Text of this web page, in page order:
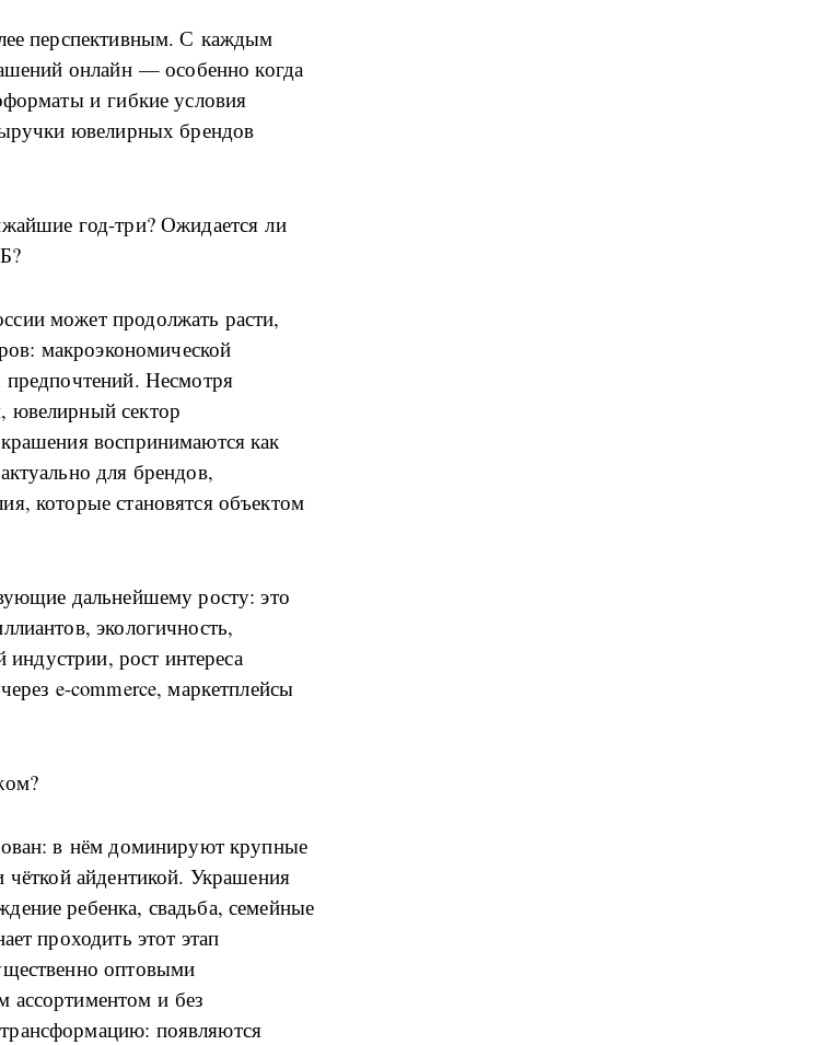
перспективным. С каждым
онлайн — особенно когда
и гибкие условия
ювелирных брендов
год-три? Ожидается ли
может продолжать расти,
макроэкономической
предпочтений. Несмотря
ювелирный сектор
воспринимаются как
для брендов,
которые становятся объектом
дальнейшему росту: это
экологичность,
рост интереса
e-commerce, маркетплейсы
в нём доминируют крупные
айдентикой. Украшения
ребенка, свадьба, семейные
проходить этот этап
оптовыми
ассортиментом и без
появляются